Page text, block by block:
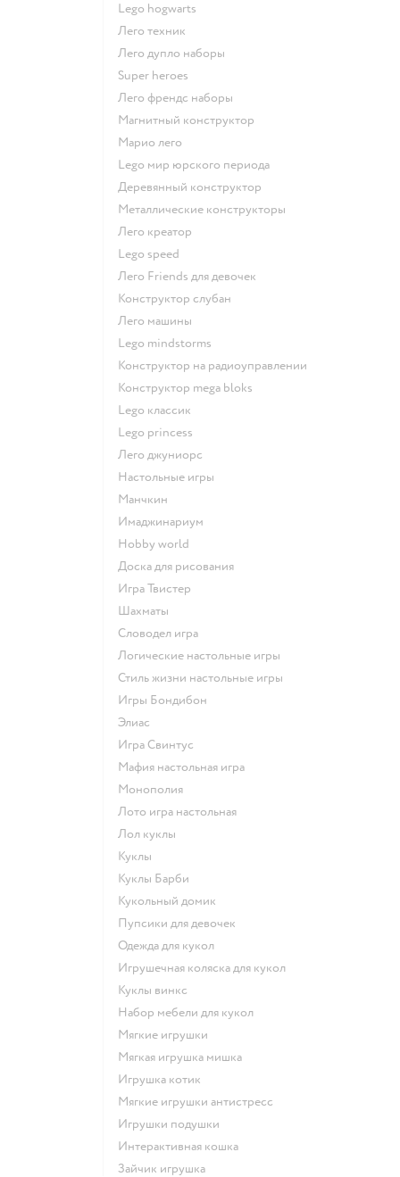
Lego hogwarts
Лего техник
Лего дупло наборы
Super heroes
Лего френдс наборы
Магнитный конструктор
Марио лего
Lego мир юрского периода
Деревянный конструктор
Металлические конструкторы
Лего креатор
Lego speed
Лего Friends для девочек
Конструктор слубан
Лего машины
Lego mindstorms
Конструктор на радиоуправлении
Конструктор mega bloks
Lego классик
Lego princess
Лего джуниорс
Настольные игры
Манчкин
Имаджинариум
Hobby world
Доска для рисования
Игра Твистер
Шахматы
Словодел игра
Логические настольные игры
Стиль жизни настольные игры
Игры Бондибон
Элиас
Игра Свинтус
Мафия настольная игра
Монополия
Лото игра настольная
Лол куклы
Куклы
Куклы Барби
Кукольный домик
Пупсики для девочек
Одежда для кукол
Игрушечная коляска для кукол
Куклы винкс
Набор мебели для кукол
Мягкие игрушки
Мягкая игрушка мишка
Игрушка котик
Мягкие игрушки антистресс
Игрушки подушки
Интерактивная кошка
Зайчик игрушка